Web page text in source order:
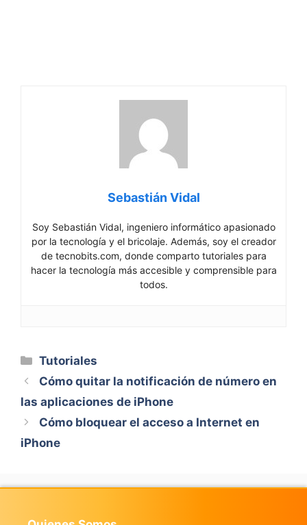
Sebastián Vidal
Soy Sebastián Vidal, ingeniero informático apasionado
por la tecnología y el bricolaje. Además, soy el creador
de tecnobits.com, donde comparto tutoriales para
hacer la tecnología más accesible y comprensible para
todos.
Categorías
Tutoriales
Cómo quitar la notificación de número en
las aplicaciones de iPhone
Cómo bloquear el acceso a Internet en
iPhone